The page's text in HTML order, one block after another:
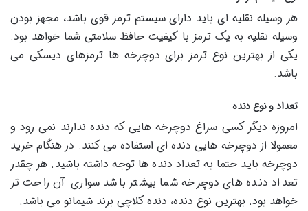
هر وسیله نقلیه ای باید دارای سیستم ترمز قوی باشد، مجهز بودن
وسیله نقلیه به یک ترمز با کیفیت حافظ سلامتی شما خواهد بود.
یکی از بهترین نوع ترمز برای دوچرخه ها ترمزهای دیسکی می
باشد.
تعداد و نوع دنده
امروزه دیگر کسی سراغ دوچرخه هایی که دنده ندارند نمی رود و
معمولا از دوچرخه هایی دنده ای استفاده می کنند. در هنگام خرید
دوچرخه باید حتما به تعداد دنده ها توجه داشته باشید. هر چقدر
تعداد دنده های دوچرخه شما بیشتر باشد سواری آن راحت تر
خواهد بود. بهترین نوع دنده، دنده کلاچی برند شیمانو می باشد.